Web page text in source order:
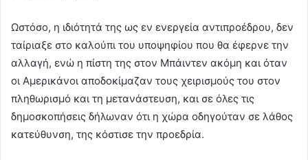
Ωστόσο, η ιδιότητά της ως εν ενεργεία αντιπροέδρου, δεν
ταίριαξε στο καλούπι του υποψηφίου που θα έφερνε την
αλλαγή, ενώ η πίστη της στον Μπάιντεν ακόμη και όταν
οι Αμερικάνοι αποδοκίμαζαν τους χειρισμούς του στον
πληθωρισμό και τη μετανάστευση, και σε όλες τις
δημοσκοπήσεις δήλωναν ότι η χώρα οδηγούταν σε λάθος
κατεύθυνση, της κόστισε την προεδρία.